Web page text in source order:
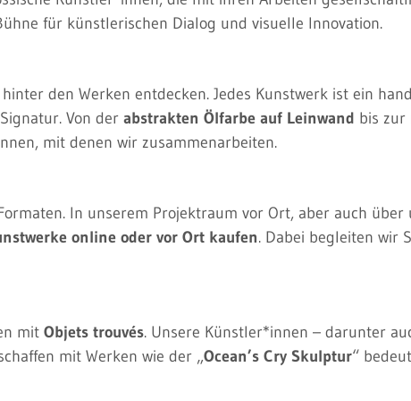
für künstlerischen Dialog und visuelle Innovation.
den Werken entdecken. Jedes Kunstwerk ist ein
Von der abstrakten Ölfarbe auf Leinwand bis zur
mit denen wir zusammenarbeiten.
In unserem Projektraum vor Ort, aber auch über
online oder vor Ort kaufen. Dabei begleiten wir
mit Objets trouvés. Unsere Künstler*innen – darunter
mit Werken wie der „Ocean’s Cry Skulptur“